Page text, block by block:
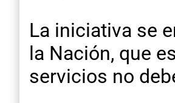
La iniciativa se
la Nación, que
servicios no